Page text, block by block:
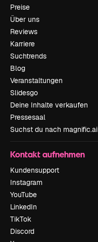
Preise
Über uns
Reviews
Karriere
Suchtrends
Blog
Veranstaltungen
Slidesgo
Deine Inhalte verkaufen
Pressesaal
Suchst du nach magnific.ai
Kontakt aufnehmen
Kundensupport
Instagram
YouTube
LinkedIn
TikTok
Discord